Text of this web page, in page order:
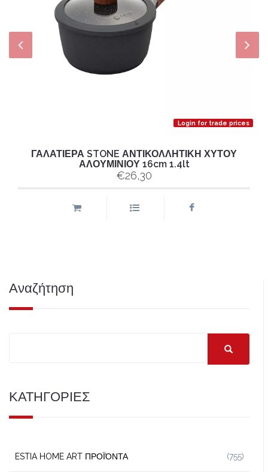
Login for trade prices
ΓΑΛΑΤΙΕΡΑ STONE ΑΝΤΙΚΟΛΛΗΤΙΚΗ ΧΥΤΟΥ
ΑΛΟΥΜΙΝΙΟΥ 16cm 1.4lt
€26,30
Αναζήτηση
ΚΑΤΗΓΟΡΙΕΣ
ESTIA HOME ART ΠΡΟΪΌΝΤΑ (755)